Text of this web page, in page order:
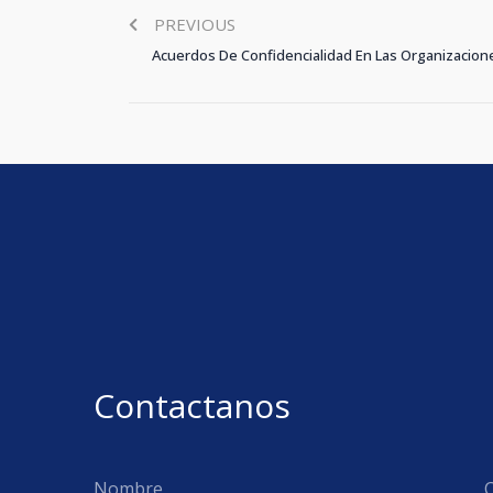
PREVIOUS
Acuerdos De Confidencialidad En Las
Contactanos